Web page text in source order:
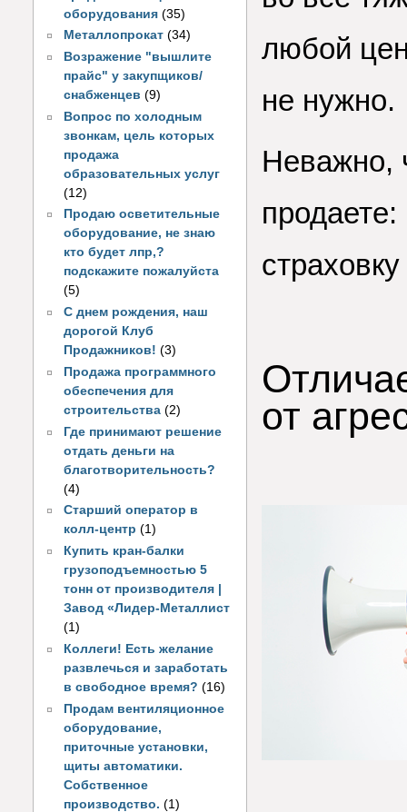
оборудования (35)
Металлопрокат (34)
Возражение "вышлите
прайс" у закупщиков/
снабженцев (9)
Вопрос по холодным
звонкам, цель которых
продажа
образовательных услуг
(12)
Продаю осветительные
оборудование, не знаю
кто будет лпр,?
подскажите пожалуйста
(5)
С днем рождения, наш
дорогой Клуб
Продажников! (3)
Продажа программного
обеспечения для
строительства (2)
Где принимают решение
отдать деньги на
благотворительность?
(4)
Старший оператор в
колл-центр (1)
Купить кран-балки
грузоподъемностью 5
тонн от производителя |
Завод «Лидер-Металлист
(1)
Коллеги! Есть желание
развлечься и заработать
в свободное время? (16)
Продам вентиляционное
оборудование,
приточные установки,
щиты автоматики.
Собственное
производство. (1)
любой
не нужно.
Неважно,
от